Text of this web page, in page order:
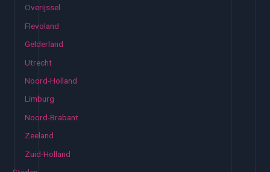
Overijssel
Flevoland
Gelderland
Utrecht
Noord-Holland
Limburg
Noord-Brabant
Zeeland
Zuid-Holland